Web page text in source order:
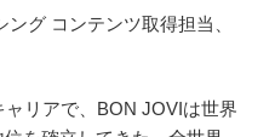
グ コンテンツ取得担当、
リアで、BON JOVIは世界